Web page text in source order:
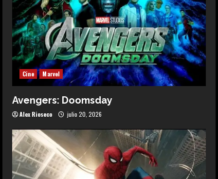
Cine Marvel
Avengers: Doomsday
Alex Rioseco julio 20, 2026